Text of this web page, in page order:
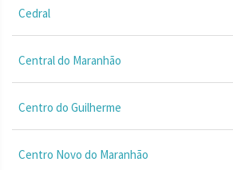
Cedral
Central do Maranhão
Centro do Guilherme
Centro Novo do Maranhão